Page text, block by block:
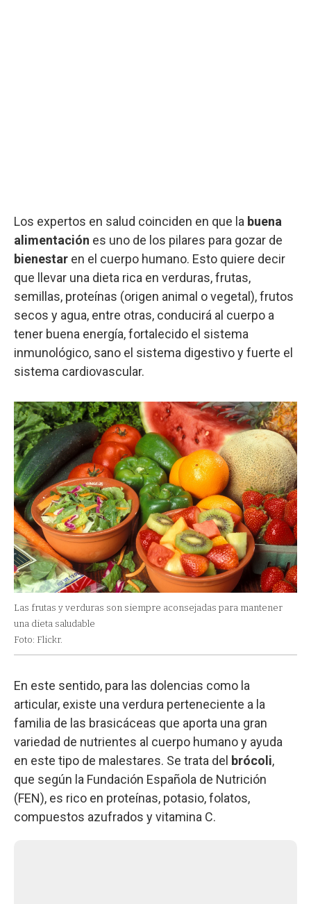
Los expertos en salud coinciden en que la buena
alimentación es uno de los pilares para gozar de
bienestar en el cuerpo humano. Esto quiere decir
que llevar una dieta rica en verduras, frutas,
semillas, proteínas (origen animal o vegetal), frutos
secos y agua, entre otras, conducirá al cuerpo a
tener buena energía, fortalecido el sistema
inmunológico, sano el sistema digestivo y fuerte el
sistema cardiovascular.
Las frutas y verduras son siempre aconsejadas para mantener
una dieta saludable
Foto: Flickr.
En este sentido, para las dolencias como la
articular, existe una verdura perteneciente a la
familia de las brasicáceas que aporta una gran
variedad de nutrientes al cuerpo humano y ayuda
en este tipo de malestares. Se trata del brócoli,
que según la Fundación Española de Nutrición
(FEN), es rico en proteínas, potasio, folatos,
compuestos azufrados y vitamina C.